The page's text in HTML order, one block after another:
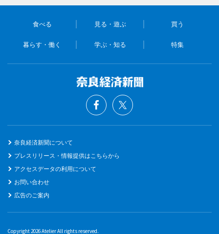
食べる 見る・遊ぶ 買う
暮らす・働く 学ぶ・知る 特集
奈良経済新聞について
プレスリリース・情報提供はこちらから
アクセスデータの利用について
お問い合わせ
広告のご案内
Copyright 2026 Atelier All rights reserved.